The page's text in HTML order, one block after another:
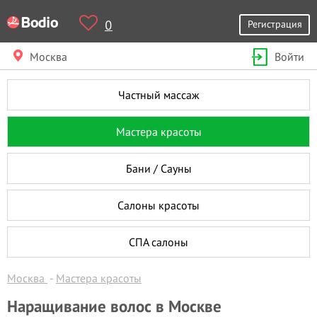
0 Регистрация
Москва Войти
Частный массаж
Мастера красоты
Бани / Сауны
Салоны красоты
СПА салоны
Москва Мастера красоты
Наращивание волос в Москве